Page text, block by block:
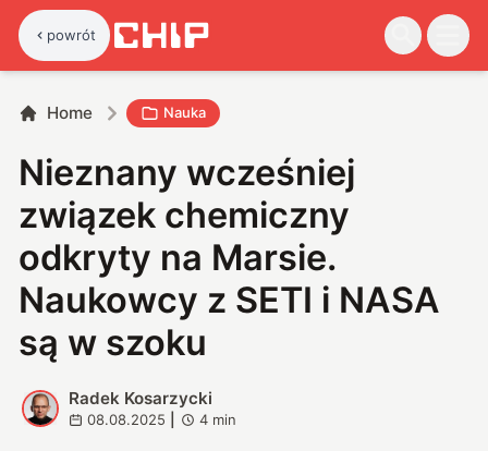
powrót
Home Nauka
Nieznany wcześniej
związek chemiczny
odkryty na Marsie.
Naukowcy z SETI i NASA
są w szoku
R
Radek Kosarzycki
08.08.2025 4 min